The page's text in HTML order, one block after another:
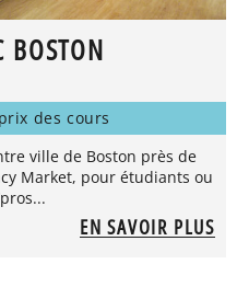
BOSTON
des cours
ville de Boston près de
Market, pour étudiants ou
EN SAVOIR PLUS